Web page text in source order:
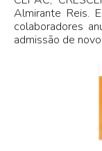
Almirante Reis.
colaboradores
admissão de